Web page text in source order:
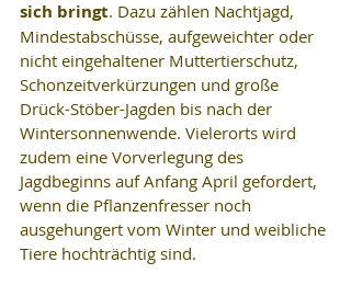
sich bringt. Dazu zählen Nachtjagd,
Mindestabschüsse, aufgeweichter oder
nicht eingehaltener Muttertierschutz,
Schonzeitverkürzungen und große
Drück-Stöber-Jagden bis nach der
Wintersonnenwende. Vielerorts wird
zudem eine Vorverlegung des
Jagdbeginns auf Anfang April gefordert,
wenn die Pflanzenfresser noch
ausgehungert vom Winter und weibliche
Tiere hochträchtig sind.